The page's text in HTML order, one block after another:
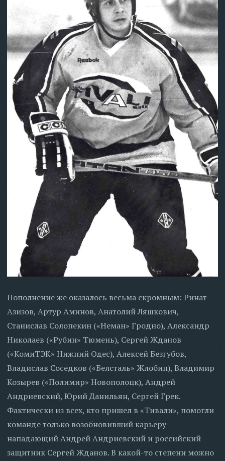
Пополнение же оказалось весьма скромным: Ринат
Азизов, Артур Аминов, Анатолий Ляшкович,
Станислав Солопекин («Неман» Гродно), Александр
Николаев («Рубин» Тюмень), Сергей Жданов
(«КомиТЭК» Нижний Одес), Алексей Безгубов,
Владислав Соседков («Белсталь» Жлобин), Владимир
Козырев («Полимир» Новополоцк), Андрей
Андриевский, Юрий Данильян, Сергей Грек.
Фактически из всех, кто пришел в «Тивали», помогли
команде только возобновивший карьеру
нападающий Андрей Андриевский и российский
защитник Сергей Жданов. В какой-то степени можно